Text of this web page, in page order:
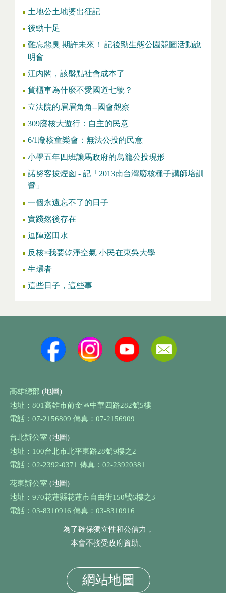
土地公土地婆出征記
後勁十足
難忘惡臭 期許未來！ 記後勁生態公園競圖活動說
明會
江內閣，該盤點社會成本了
貨櫃車為什麼不愛國道七號？
立法院的眉眉角角--國會觀察
309廢核大遊行：自主的民意
6/1廢核童樂會：無法公投的民意
小學五年四班讓馬政府的鳥籠公投現形
諾努客拔煙囪 - 記「2013南台灣廢核種子講師培訓
營」
一個永遠忘不了的日子
實踐然後存在
逗陣巡田水
反核×我要乾淨空氣 小民在東吳大學
生環者
這些日子，這些事
高雄總部 (地圖)
地址：801高雄市前金區中華四路282號5樓
電話：07-2156809 傳真：07-2156909
台北辦公室 (地圖)
地址：100台北市北平東路28號9樓之2
電話：02-2392-0371 傳真：02-23920381
花東辦公室 (地圖)
地址：970花蓮縣花蓮市自由街150號6樓之3
電話：03-8310916 傳真：03-8310916
為了確保獨立性和公信力，
本會不接受政府資助。
網站地圖